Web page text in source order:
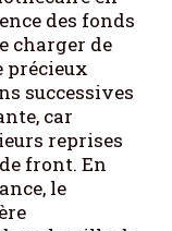
des fonds
charger de
précieux
successives
car
reprises
front. En
le